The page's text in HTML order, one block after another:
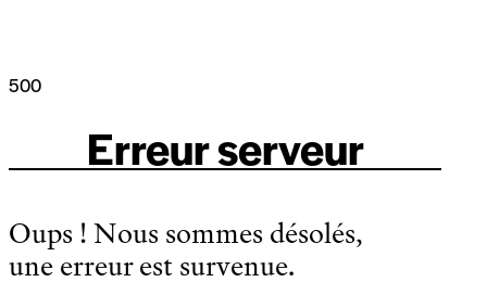
500
Erreur serveur
Oups ! Nous sommes désolés,
une erreur est survenue.